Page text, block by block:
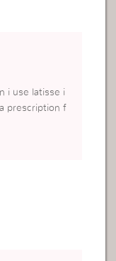
i use latisse i
prescription f